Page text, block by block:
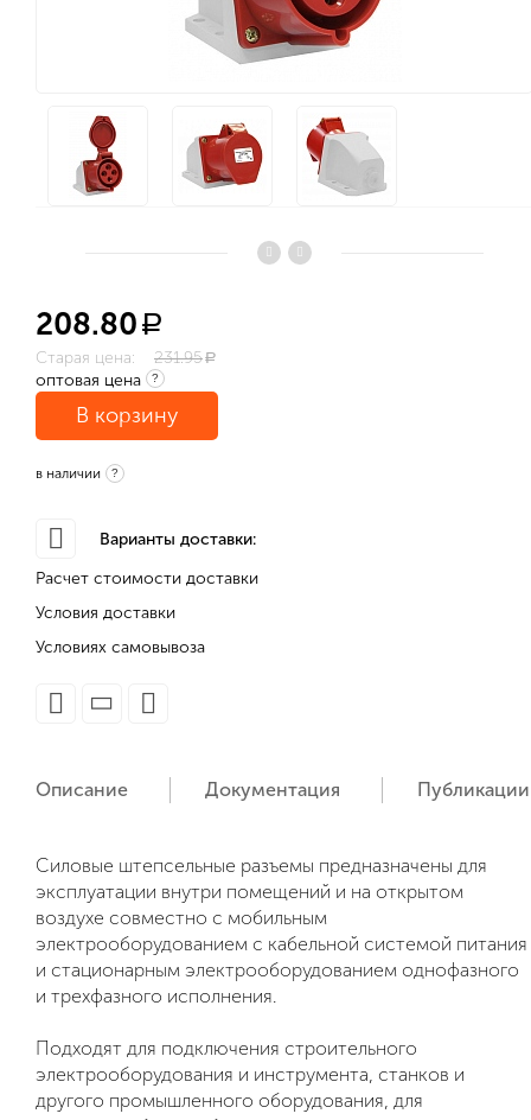
208.80 a
Старая цена: 231.95 a
оптовая цена ?
В корзину
в наличии ?
Варианты доставки:
Расчет стоимости доставки
Условия доставки
Условиях самовывоза
Описание Документация Публикации
Силовые штепсельные разъемы предназначены для
эксплуатации внутри помещений и на открытом
воздухе совместно с мобильным
электрооборудованием с кабельной системой питания
и стационарным электрооборудованием однофазного
и трехфазного исполнения.
Подходят для подключения строительного
электрооборудования и инструмента, станков и
другого промышленного оборудования, для